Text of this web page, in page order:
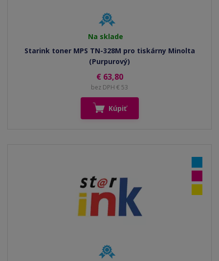
Na sklade
Starink toner MPS TN-328M pro tiskárny Minolta
(Purpurový)
€ 63,80
bez DPH € 53
Kúpiť